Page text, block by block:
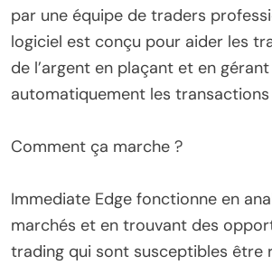
par une équipe de traders
logiciel est conçu pour aider les
de l’argent en plaçant et en gérant
automatiquement les transactions
Comment ça marche ?
Immediate Edge fonctionne en
marchés et en trouvant des
trading qui sont susceptibles être